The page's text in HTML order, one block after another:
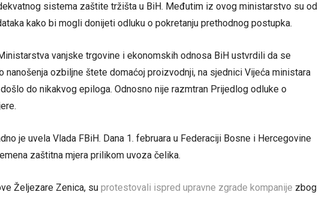
sistema zaštite tržišta u BiH. Međutim iz ovog ministarstvo su od
kako bi mogli donijeti odluku o pokretanju prethodnog postupka.
vanjske trgovine i ekonomskih odnosa BiH ustvrdili da se
nanošenja ozbiljne štete domaćoj proizvodnji, na sjednici Vijeća ministara
do nikakvog epiloga. Odnosno nije razmtran Prijedlog odluke o
je uvela Vlada FBiH. Dana 1. februara u Federaciji Bosne i Hercegovine
zaštitna mjera prilikom uvoza čelika.
Željezare Zenica, su protestovali ispred upravne zgrade kompanije zbog